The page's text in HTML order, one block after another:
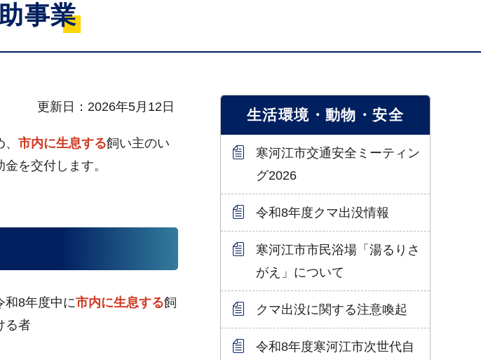
事業
更新日：2026年5月12日
市内に生息する飼い主のい
を交付します。
和8年度中に市内に生息する飼
る者
生活環境・動物・安全
寒河江市交通安全ミーティン
グ2026
令和8年度クマ出没情報
寒河江市市民浴場「湯るりさ
がえ」について
クマ出没に関する注意喚起
令和8年度寒河江市次世代自